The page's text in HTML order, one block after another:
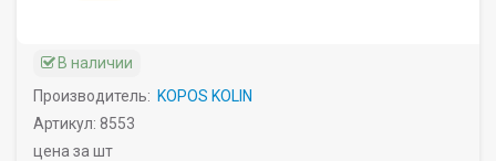
В наличии
Производитель: KOPOS KOLIN
Артикул: 8553
цена за шт